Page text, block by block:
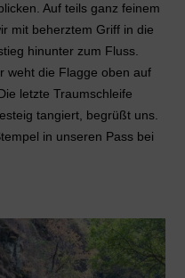
Auf teils ganz feinem
mit beherztem Griff in die
hinunter zum Fluss.
weht die Flagge oben auf
letzte Traumschleife
tangiert, begrüßt uns.
in unseren Pass bei